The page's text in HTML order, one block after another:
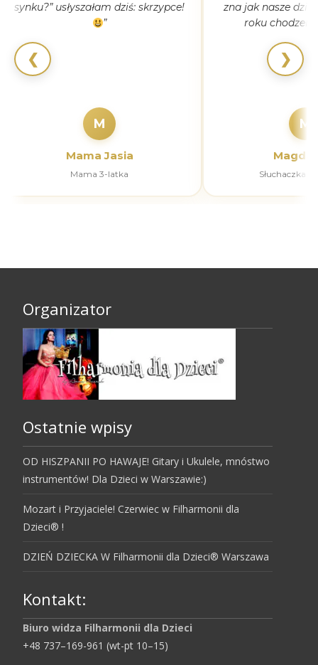
❮
synku?” usłyszałam dziś: skrzypce!
”
M
Mama Jasia
Mama 3-latka
zna jak nasze
roku
M
Słuchaczka
❯
Organizator
Ostatnie wpisy
OD HISZPANII PO HAWAJE! Gitary i Ukulele, mnóstwo
instrumentów! Dla Dzieci w Warszawie:)
Mozart i Przyjaciele! Czerwiec w Filharmonii dla
Dzieci® !
DZIEŃ DZIECKA W Filharmonii dla Dzieci® Warszawa
Kontakt:
Biuro widza Filharmonii dla Dzieci
+48 737–169-961 (wt-pt 10–15)